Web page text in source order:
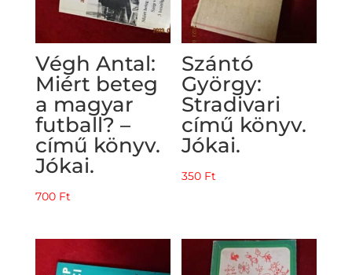
Végh Antal:
Miért beteg
a magyar
futball? –
című könyv.
Jókai.
700 Ft
Szántó
György:
Stradivari
című könyv.
Jókai.
350 Ft